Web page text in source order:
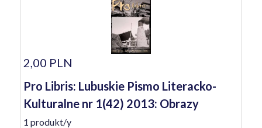
2,00 PLN
Pro Libris: Lubuskie Pismo Literacko-
Kulturalne nr 1(42) 2013: Obrazy
1 produkt/y